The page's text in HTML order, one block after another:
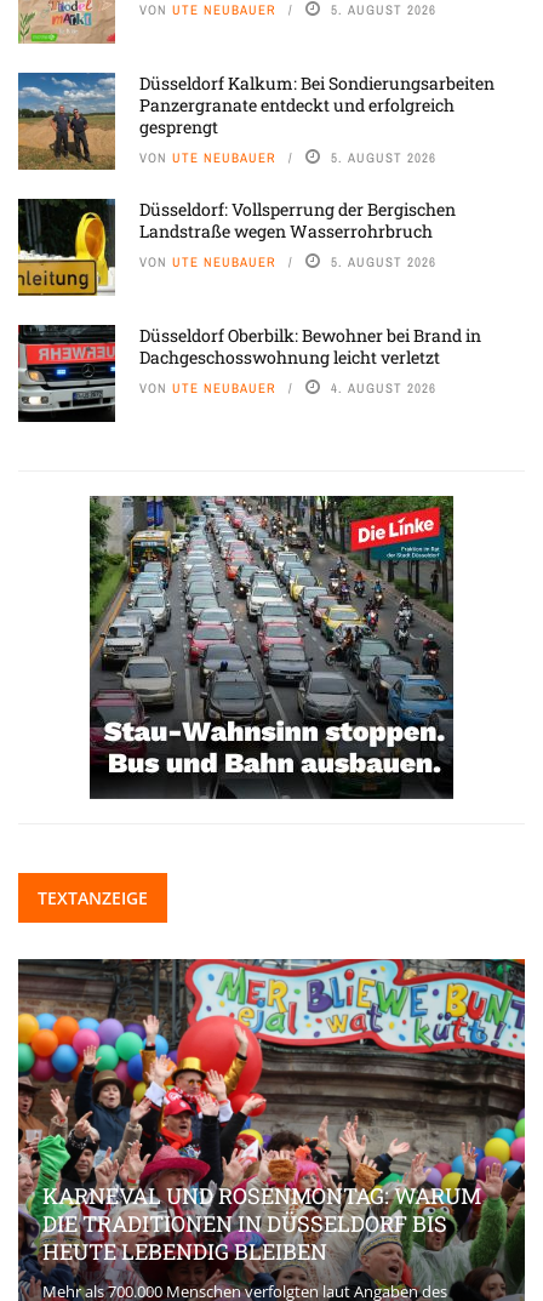
VON UTE NEUBAUER 5. AUGUST 2026
Düsseldorf Kalkum: Bei Sondierungsarbeiten
Panzergranate entdeckt und erfolgreich
gesprengt
VON UTE NEUBAUER 5. AUGUST 2026
Düsseldorf: Vollsperrung der Bergischen
Landstraße wegen Wasserrohrbruch
VON UTE NEUBAUER 5. AUGUST 2026
Düsseldorf Oberbilk: Bewohner bei Brand in
Dachgeschosswohnung leicht verletzt
VON UTE NEUBAUER 4. AUGUST 2026
TEXTANZEIGE
KARNEVAL UND ROSENMONTAG: WARUM
DIE TRADITIONEN IN DÜSSELDORF BIS
HEUTE LEBENDIG BLEIBEN
Mehr als 700.000 Menschen verfolgten laut Angaben des